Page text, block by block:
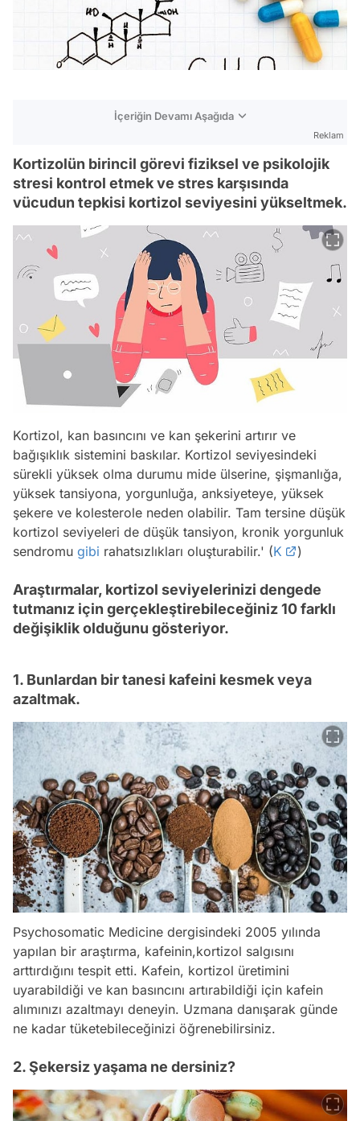
İçeriğin Devamı Aşağıda
Reklam
Kortizolün birincil görevi fiziksel ve psikolojik
stresi kontrol etmek ve stres karşısında
vücudun tepkisi kortizol seviyesini yükseltmek.
Kortizol, kan basıncını ve kan şekerini artırır ve
bağışıklık sistemini baskılar. Kortizol seviyesindeki
sürekli yüksek olma durumu mide ülserine, şişmanlığa,
yüksek tansiyona, yorgunluğa, anksiyeteye, yüksek
şekere ve kolesterole neden olabilir. Tam tersine düşük
kortizol seviyeleri de düşük tansiyon, kronik yorgunluk
sendromu gibi rahatsızlıkları oluşturabilir.' (K )
Araştırmalar, kortizol seviyelerinizi dengede
tutmanız için gerçekleştirebileceğiniz 10 farklı
değişiklik olduğunu gösteriyor.
1. Bunlardan bir tanesi kafeini kesmek veya
azaltmak.
Psychosomatic Medicine dergisindeki 2005 yılında
yapılan bir araştırma, kafeinin,kortizol salgısını
arttırdığını tespit etti. Kafein, kortizol üretimini
uyarabildiği ve kan basıncını artırabildiği için kafein
alımınızı azaltmayı deneyin. Uzmana danışarak günde
ne kadar tüketebileceğinizi öğrenebilirsiniz.
2. Şekersiz yaşama ne dersiniz?